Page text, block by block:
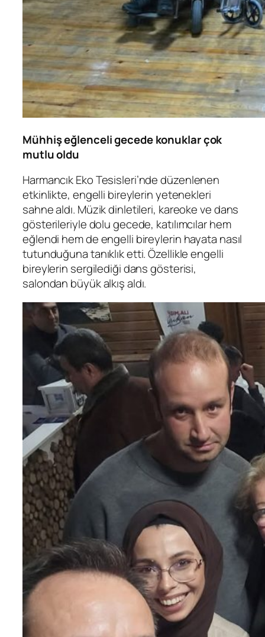
Mühhiş eğlenceli gecede konuklar çok
mutlu oldu
Harmancık Eko Tesisleri’nde düzenlenen
etkinlikte, engelli bireylerin yetenekleri
sahne aldı. Müzik dinletileri, kareoke ve dans
gösterileriyle dolu gecede, katılımcılar hem
eğlendi hem de engelli bireylerin hayata nasıl
tutunduğuna tanıklık etti. Özellikle engelli
bireylerin sergilediği dans gösterisi,
salondan büyük alkış aldı.